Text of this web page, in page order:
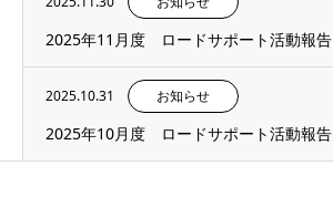
2025年11月度 ロードサポート活動報告
2025.10.31 お知らせ
2025年10月度 ロードサポート活動報告